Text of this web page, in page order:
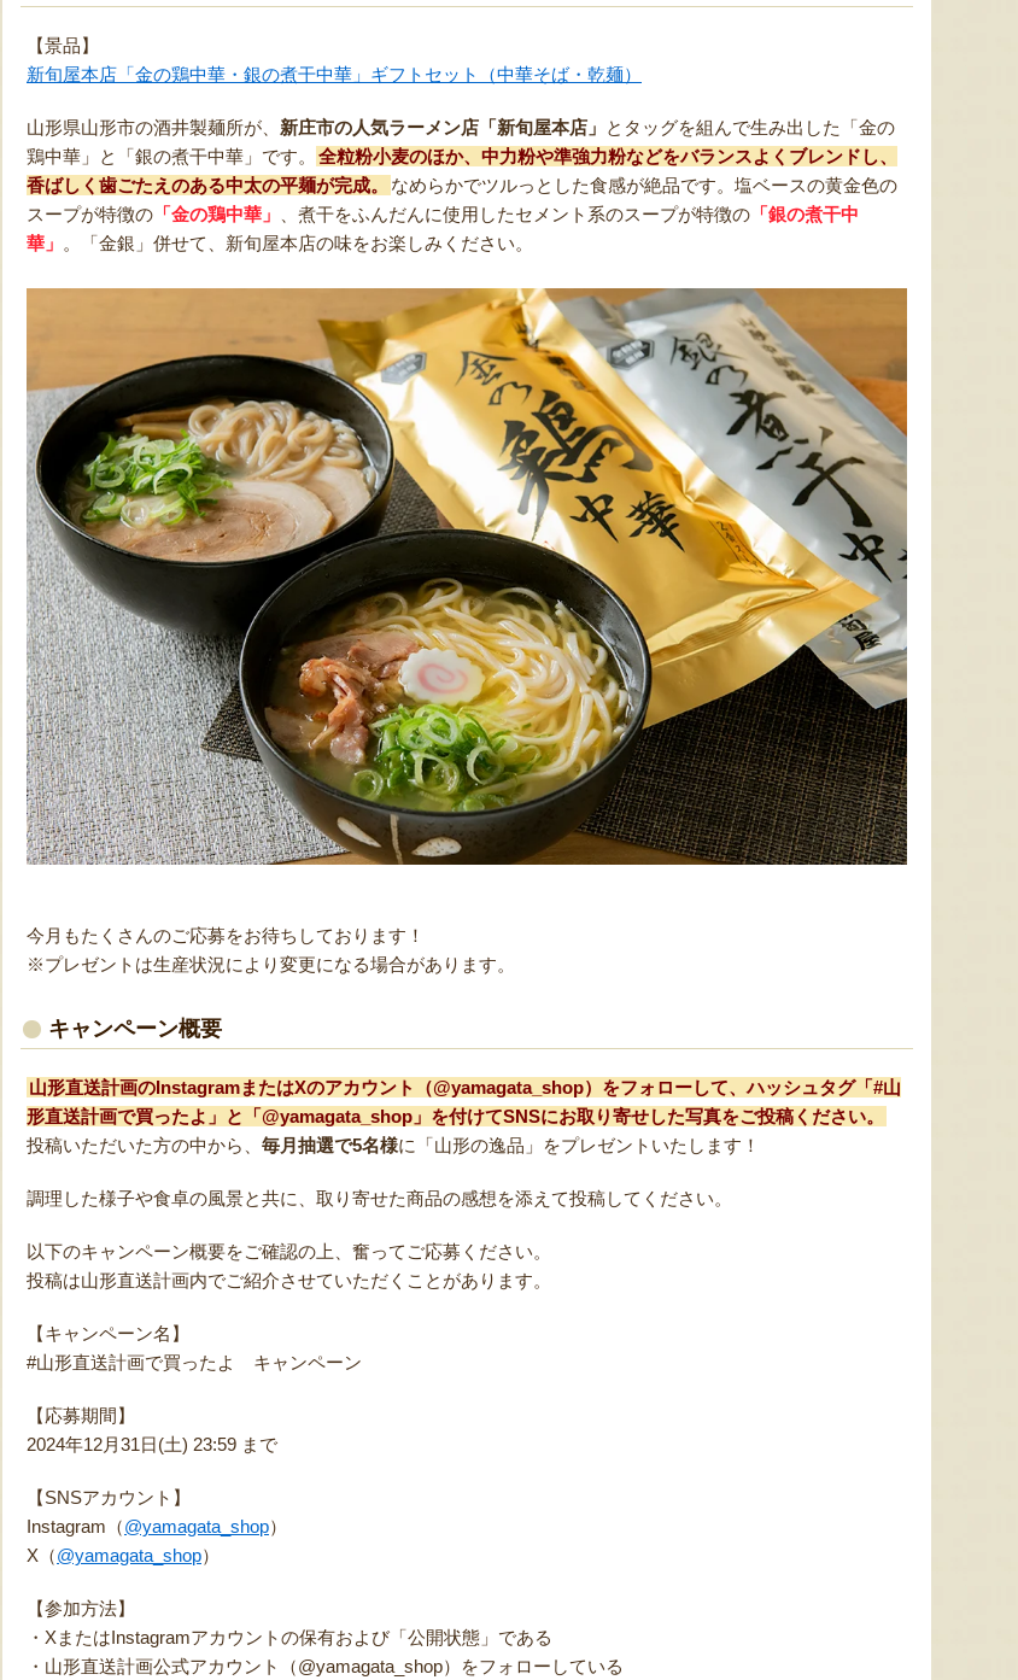
【景品】
新旬屋本店「金の鶏中華・銀の煮干中華」ギフトセット（中華そば・乾麺）
山形県山形市の酒井製麺所が、 新庄市の人気ラーメン店「新旬屋本店」 とタッグを組んで生み出した「金の
鶏中華」と「銀の煮干中華」です。
全粒粉小麦のほか、中力粉や準強力粉などをバランスよくブレンドし、
香ばしく歯ごたえのある中太の平麺が完成。
なめらかでツルっとした食感が絶品です。塩ベースの黄金色の
スープが特徴の 「金の鶏中華」 、煮干をふんだんに使用したセメント系のスープが特徴の 「銀の煮干中
華」 。「金銀」併せて、新旬屋本店の味をお楽しみください。
今月もたくさんのご応募をお待ちしております！
※プレゼントは生産状況により変更になる場合があります。
キャンペーン概要
山形直送計画のInstagramまたはXのアカウント（@yamagata_shop）をフォローして、ハッシュタグ「#山
形直送計画で買ったよ」と「@yamagata_shop」を付けてSNSにお取り寄せした写真をご投稿ください。
投稿いただいた方の中から、 毎月抽選で5名様に「山形の逸品」をプレゼントいたします！
調理した様子や食卓の風景と共に、取り寄せた商品の感想を添えて投稿してください。
以下のキャンペーン概要をご確認の上、奮ってご応募ください。
投稿は山形直送計画内でご紹介させていただくことがあります。
【キャンペーン名】
#山形直送計画で買ったよ キャンペーン
【応募期間】
2024年12月31日(土) 23:59 まで
【SNSアカウント】
Instagram（@yamagata_shop）
X（@yamagata_shop）
【参加方法】
・XまたはInstagramアカウントの保有および「公開状態」である
・山形直送計画公式アカウント（@yamagata_shop）をフォローしている
ちのこめ油」は、新鮮な国産
用油。油特有の臭いやクセが
なく、食材の美味しさを引き
はなく、美味しさや食感を重
視した「中玉」にこだわって
栽培しています。「陽夏妃」
ー」。色をテーマに、素材の
組み合わせやカットの仕方に
もこだわりました。箱を開け